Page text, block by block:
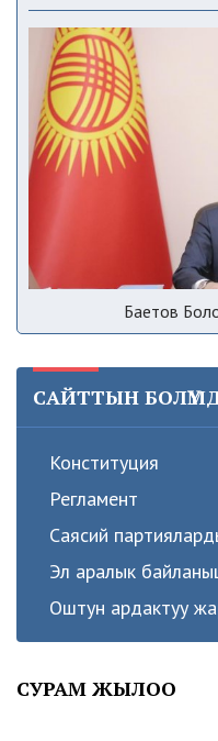
Баетов
САЙТТЫН
Конституция
Регламент
Саясий
Эл аралык
Оштун ардактуу
СУРАМ ЖЫЛОО